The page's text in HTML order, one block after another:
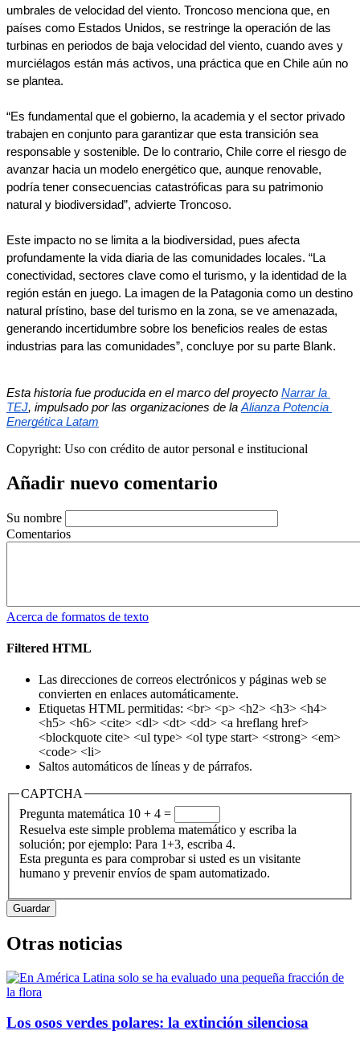
umbrales de velocidad del viento. Troncoso menciona que, en
países como Estados Unidos, se restringe la operación de las
turbinas en periodos de baja velocidad del viento, cuando aves y
murciélagos están más activos, una práctica que en Chile aún no
se plantea.
“Es fundamental que el gobierno, la academia y el sector privado
trabajen en conjunto para garantizar que esta transición sea
responsable y sostenible. De lo contrario, Chile corre el riesgo de
avanzar hacia un modelo energético que, aunque renovable,
podría tener consecuencias catastróficas para su patrimonio
natural y biodiversidad”, advierte Troncoso.
Este impacto no se limita a la biodiversidad, pues afecta
profundamente la vida diaria de las comunidades locales. “La
conectividad, sectores clave como el turismo, y la identidad de la
región están en juego. La imagen de la Patagonia como un destino
natural prístino, base del turismo en la zona, se ve amenazada,
generando incertidumbre sobre los beneficios reales de estas
industrias para las comunidades”, concluye por su parte Blank.
Esta historia fue producida en el marco del proyecto Narrar la
TEJ, impulsado por las organizaciones de la Alianza Potencia
Energética Latam
Copyright: Uso con crédito de autor personal e institucional
Añadir nuevo comentario
Su nombre
Comentarios
Acerca de formatos de texto
Filtered HTML
Las direcciones de correos electrónicos y páginas web se
convierten en enlaces automáticamente.
Etiquetas HTML permitidas: <br> <p> <h2> <h3> <h4>
<h5> <h6> <cite> <dl> <dt> <dd> <a hreflang href>
<blockquote cite> <ul type> <ol type start> <strong> <em>
<code> <li>
Saltos automáticos de líneas y de párrafos.
CAPTCHA
Pregunta matemática 10 + 4 =
Resuelva este simple problema matemático y escriba la
solución; por ejemplo: Para 1+3, escriba 4.
Esta pregunta es para comprobar si usted es un visitante
humano y prevenir envíos de spam automatizado.
Otras noticias
Los osos verdes polares: la extinción silenciosa